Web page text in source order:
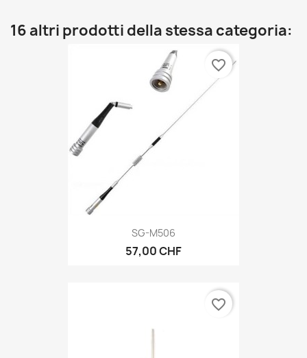
16 altri prodotti della stessa categoria:
SG-M506
57,00 CHF
favorite_border
favorite_border